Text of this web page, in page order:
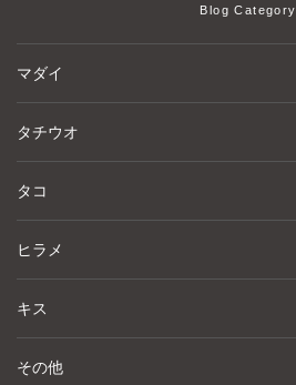
Blog Category
マダイ
タチウオ
タコ
ヒラメ
キス
その他